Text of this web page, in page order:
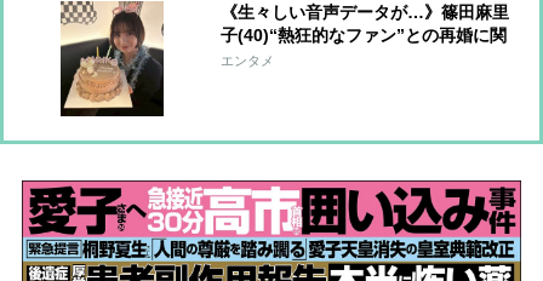
《生々しい音声データが…》篠田麻里
子(40)“熱狂的なファン”との再婚に関
係者が安堵「二度と同じ過ちは繰り返
エンタメ